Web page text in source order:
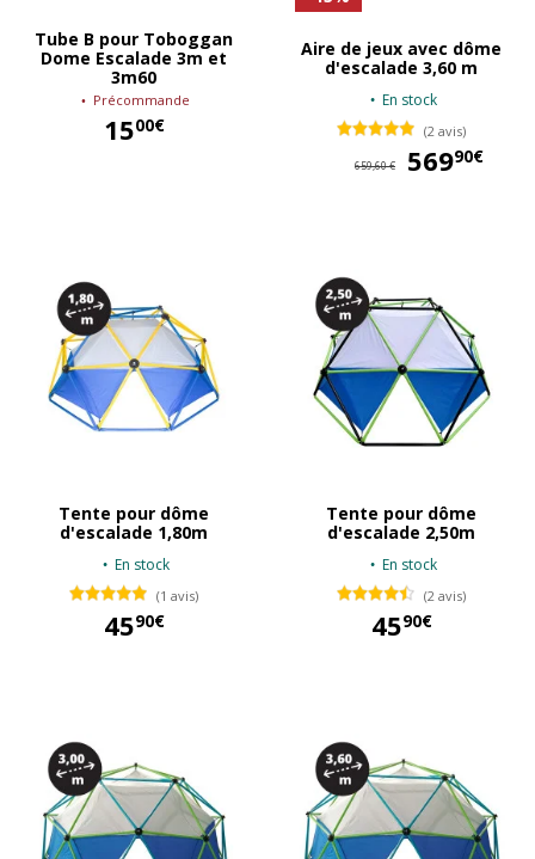
Tube B pour Toboggan
Dome Escalade 3m et
3m60
Précommande
1500€
Aire de jeux avec dôme
d'escalade 3,60 m
En stock
(2 avis)
659,60 € 56990€
Tente pour dôme
d'escalade 1,80m
En stock
(1 avis)
4590€
Tente pour dôme
d'escalade 2,50m
En stock
(2 avis)
4590€